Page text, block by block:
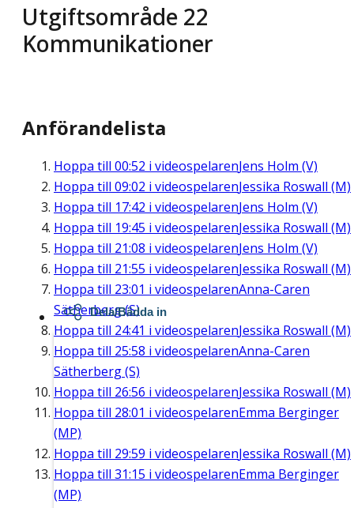
Utgiftsområde 22
Kommunikationer
Anförandelista
Hoppa till 00:52 i videospelarenJens Holm (V)
Hoppa till 09:02 i videospelarenJessika Roswall (M)
Hoppa till 17:42 i videospelarenJens Holm (V)
Hoppa till 19:45 i videospelarenJessika Roswall (M)
Hoppa till 21:08 i videospelarenJens Holm (V)
Hoppa till 21:55 i videospelarenJessika Roswall (M)
Hoppa till 23:01 i videospelarenAnna-Caren
Sätherberg (S)
Hoppa till 24:41 i videospelarenJessika Roswall (M)
Hoppa till 25:58 i videospelarenAnna-Caren
Sätherberg (S)
Hoppa till 26:56 i videospelarenJessika Roswall (M)
Hoppa till 28:01 i videospelarenEmma Berginger
(MP)
Hoppa till 29:59 i videospelarenJessika Roswall (M)
Hoppa till 31:15 i videospelarenEmma Berginger
(MP)
Dela/Bädda in